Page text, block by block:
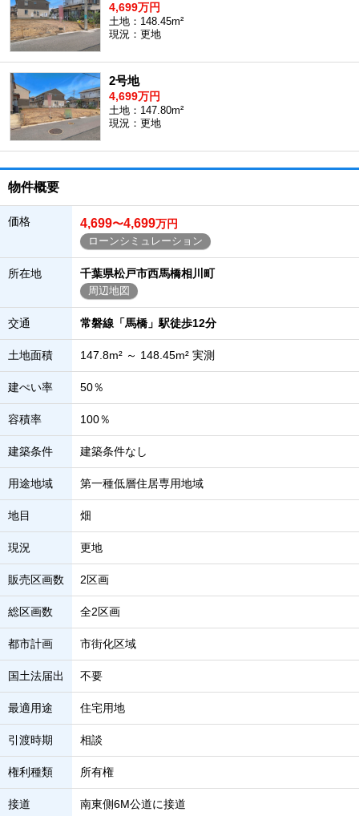
4,699万円
土地：148.45m²
現況：更地
2号地
4,699万円
土地：147.80m²
現況：更地
物件概要
価格 4,699〜4,699万円
ローンシミュレーション
所在地 千葉県松戸市西馬橋相川町
周辺地図
交通 常磐線「馬橋」駅徒歩12分
土地面積 147.8m² ～ 148.45m² 実測
建ぺい率 50％
容積率 100％
建築条件 建築条件なし
用途地域 第一種低層住居専用地域
地目 畑
現況 更地
販売区画数 2区画
総区画数 全2区画
都市計画 市街化区域
国土法届出 不要
最適用途 住宅用地
引渡時期 相談
権利種類 所有権
接道 南東側6M公道に接道